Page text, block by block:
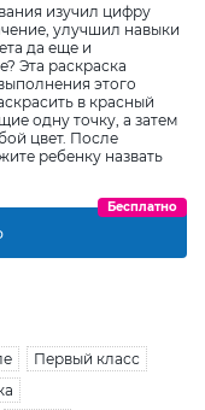
изучил цифру
улучшил навыки
да еще и
Эта раскраска
этого
в красный
одну точку, а затем
цвет. После
ребенку назвать
Бесплатно
Первый класс